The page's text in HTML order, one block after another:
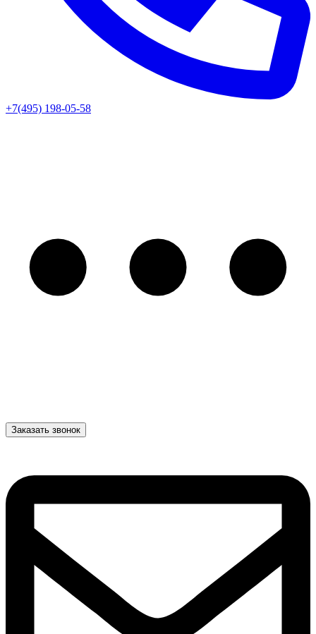
+7(495) 198-05-58
Заказать звонок